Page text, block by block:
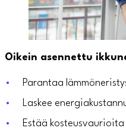
Oikein asennettu
Parantaa
Laskee
Estää